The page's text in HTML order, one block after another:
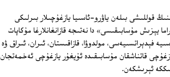
قوللىشى بىلەن ياۋرو-ئاسىيا يازغۇچىلار بىرلىكى
دراما يېزىش مۇسابىقىسى» دا نەتىجە قازانغانلارغا مۇكاپات
فېدېراتسىيەسى، مولدوۋا، قازاقىستان، ئىران، ئىراق ۋە
قاتارلىق دۆلەت ھەم رايونلاردىن 48 يازغۇچى قاتناشقان مۇسابىقىدە ئۇيغۇر يازغۇچى ئەخمەتجان
ئېرىشكەن.